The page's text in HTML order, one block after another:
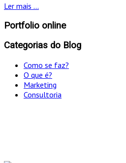
Ler mais ...
Portfolio online
Categorias do Blog
Como se faz?
O que é?
Marketing
Consultoria